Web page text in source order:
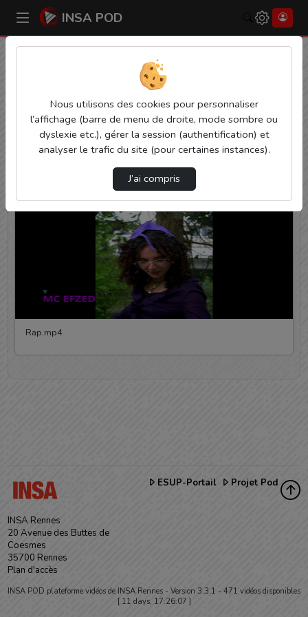
INSA POD Rechercher
1 vidéo trouvée
Audio Video Statistiques de vues
↘
Direction de tri
Rap.mp4
INSA Rennes
20 Avenue des Buttes de
Coesmes
35700 Rennes
Plan d'accès
ESUP-Portail Projet Pod
INSA POD plateforme vidéos de INSA Rennes - Version 3.3.1 - 471 vidéos disponibles
[ 11 days, 17:26:07 ]
Nous utilisons des cookies pour personnaliser
l’affichage (barre de menu de droite, mode sombre ou
dyslexie etc.), gérer la session (authentification) et
analyser le trafic du site (pour certaines instances).
J’ai compris